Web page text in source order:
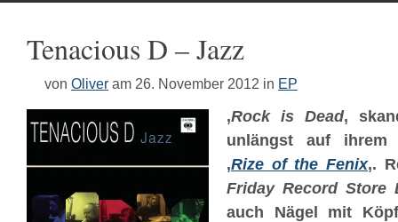
Tenacious D – Jazz
von Oliver am 26. November 2012 in EP
‚Rock is Dead‚
unlängst auf ihrem
‚Rize of the Fenix‚.
Friday Record Store
auch Nägel mit